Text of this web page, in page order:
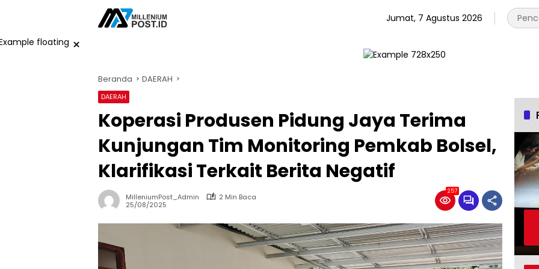
Jumat, 7 Agustus 2026
×
Beranda DAERAH
DAERAH
Koperasi Produsen Pidung Jaya Terima
Kunjungan Tim Monitoring Pemkab Bolsel,
Klarifikasi Terkait Berita Negatif
MilleniumPost_Admin
2 Min Baca
25/08/2025
257